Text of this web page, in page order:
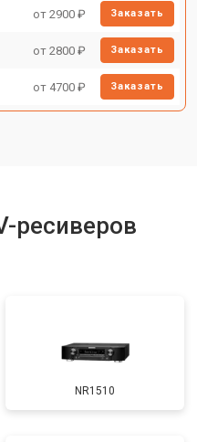
от 2900 ₽ Заказать
от 2800 ₽ Заказать
от 4700 ₽ Заказать
ресиверов
NR1510